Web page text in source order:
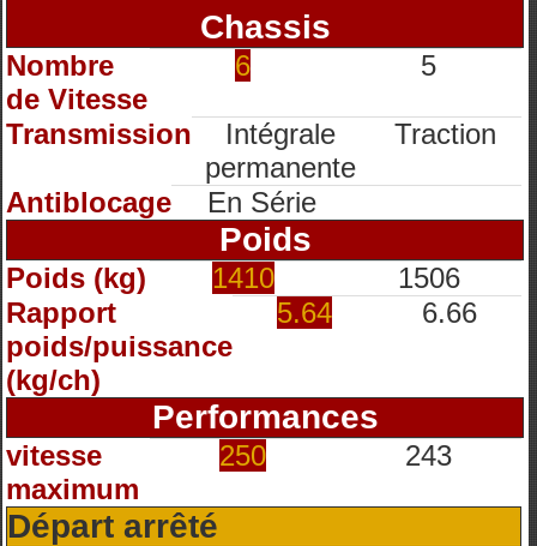
Chassis
Nombre
de Vitesse
6 5
Transmission
Intégrale
permanente
Traction
Antiblocage En Série
Poids
Poids (kg) 1410
1506
Rapport
poids/puissance
(kg/ch)
5.64 6.66
Performances
vitesse
maximum
250 243
Départ arrêté